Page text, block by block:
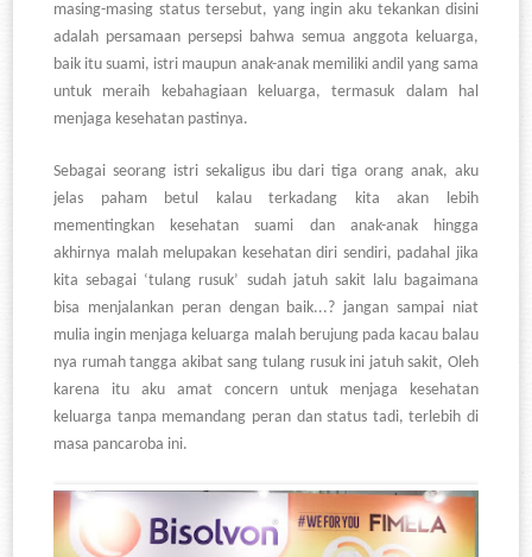
masing-masing status tersebut, yang ingin aku tekankan disini
adalah persamaan persepsi bahwa semua anggota keluarga,
baik itu suami, istri maupun anak-anak memiliki andil yang sama
untuk meraih kebahagiaan keluarga, termasuk dalam hal
menjaga kesehatan pastinya.
Sebagai seorang istri sekaligus ibu dari tiga orang anak, aku
jelas paham betul kalau terkadang kita akan lebih
mementingkan kesehatan suami dan anak-anak hingga
akhirnya malah melupakan kesehatan diri sendiri, padahal jika
kita sebagai ‘tulang rusuk’ sudah jatuh sakit lalu bagaimana
bisa menjalankan peran dengan baik...? jangan sampai niat
mulia ingin menjaga keluarga malah berujung pada kacau balau
nya rumah tangga akibat sang tulang rusuk ini jatuh sakit, Oleh
karena itu aku amat concern untuk menjaga kesehatan
keluarga tanpa memandang peran dan status tadi, terlebih di
masa pancaroba ini.